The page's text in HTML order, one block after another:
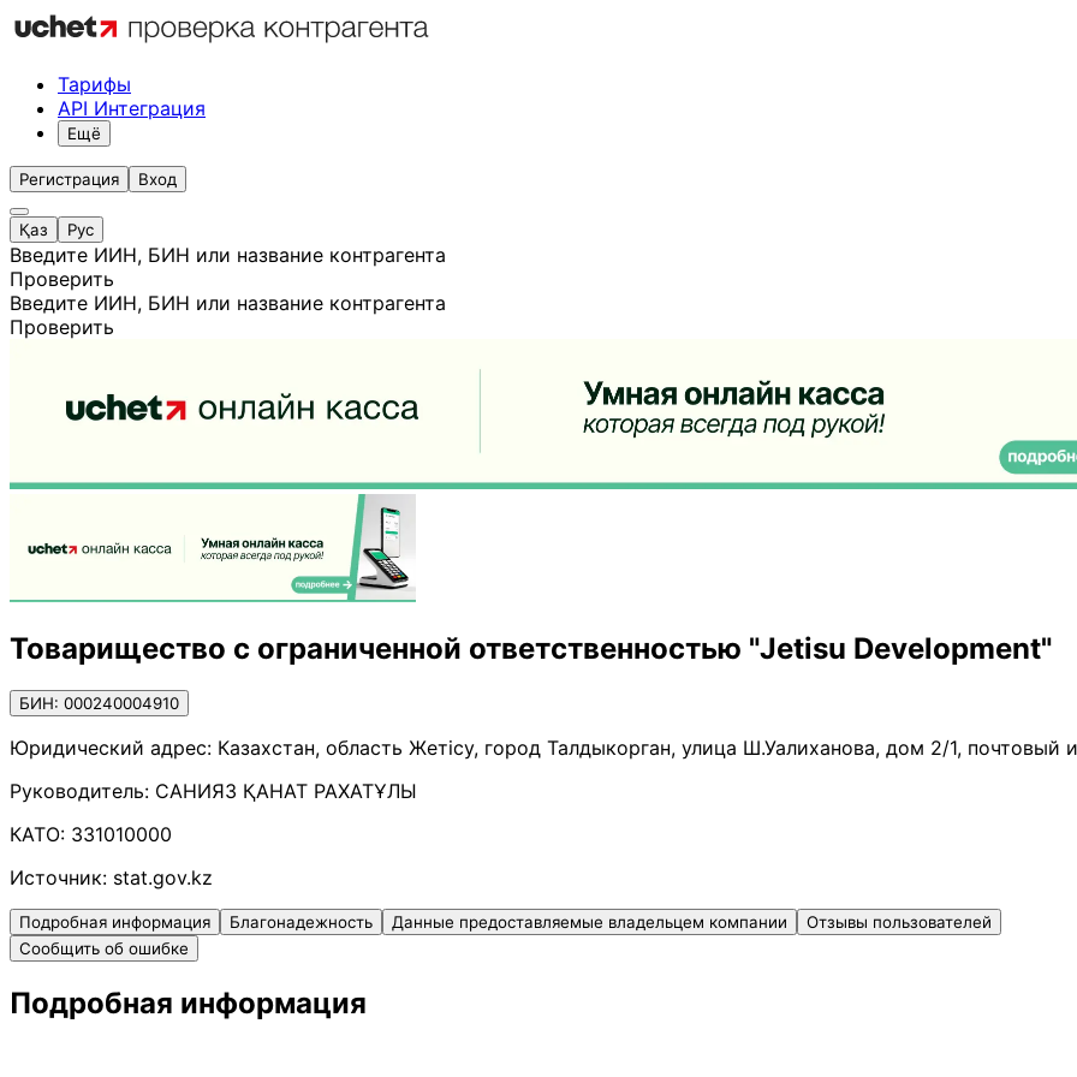
Тарифы
API Интеграция
Ещё
Регистрация Вход
Қаз Рус
Введите ИИН, БИН или название контрагента
Проверить
Введите ИИН, БИН или название контрагента
Проверить
Товарищество с ограниченной ответственностью "Jetisu Development"
БИН: 000240004910
Юридический адрес: Казахстан, область Жетісу, город Талдыкорган, улица Ш.Уалиханова, дом 2/1, почтовый
Руководитель: САНИЯЗ ҚАНАТ РАХАТҰЛЫ
КАТО: 331010000
Источник: stat.gov.kz
Подробная информация Благонадежность Данные предоставляемые владельцем компании
Отзывы пользователей
Сообщить об ошибке
Подробная информация